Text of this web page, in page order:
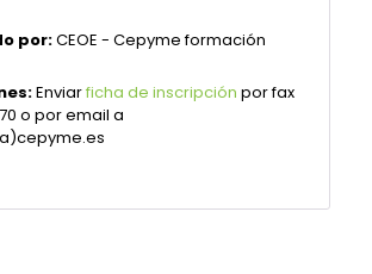
por:CEOE - Cepyme formación
Enviarficha de inscripción por fax
o por email a